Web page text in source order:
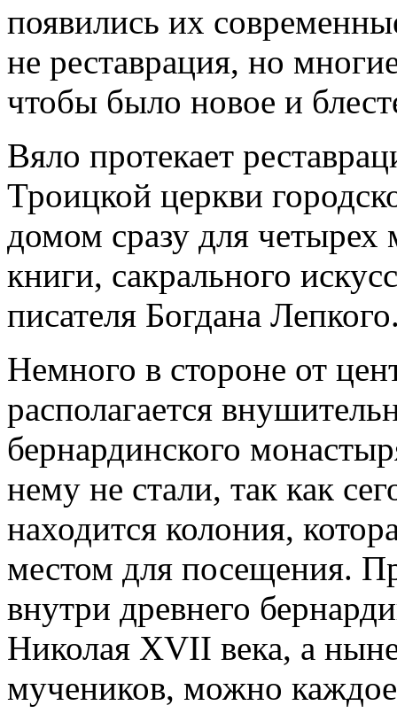
появились их
не реставрация, но
чтобы было новое и
Вяло протекает
Троицкой церкви
домом сразу для четырех
книги, сакрального
писателя Богдана
Немного в стороне от
располагается
бернардинского
нему не стали, так как
находится колония,
местом для посещения.
внутри древнего
Николая XVII века, а
мучеников, можно